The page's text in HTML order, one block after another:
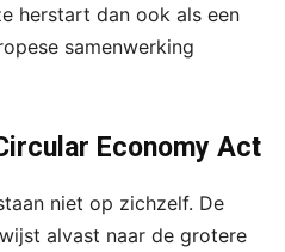
herstart dan ook als een
samenwerking
Economy Act
niet op zichzelf. De
alvast naar de grotere